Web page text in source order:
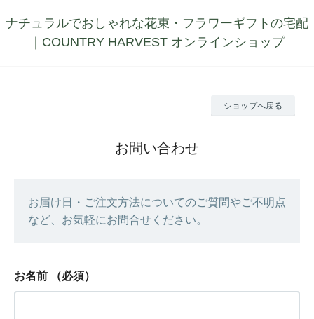
ナチュラルでおしゃれな花束・フラワーギフトの宅配
｜COUNTRY HARVEST オンラインショップ
ショップへ戻る
お問い合わせ
お届け日・ご注文方法についてのご質問やご不明点
など、お気軽にお問合せください。
お名前 （必須）